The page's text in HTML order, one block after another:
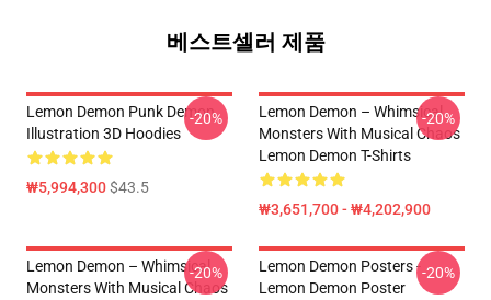
베스트셀러 제품
Lemon Demon Punk Demon
Illustration 3D Hoodies
₩5,994,300$43.5
-20%
Lemon Demon – Whimsical
Monsters With Musical Chaos
Lemon Demon T-Shirts
₩3,651,700 - ₩4,202,900
-20%
Lemon Demon – Whimsical
Monsters With Musical Chaos
-20%
Lemon Demon Posters -
Lemon Demon Poster
-20%